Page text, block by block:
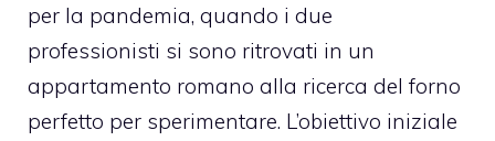
per la pandemia, quando i due
professionisti si sono ritrovati in un
appartamento romano alla ricerca del forno
perfetto per sperimentare. L’obiettivo iniziale